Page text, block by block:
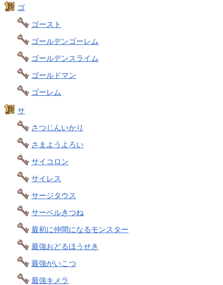
ゴ
ゴースト
ゴールデンゴーレム
ゴールデンスライム
ゴールドマン
ゴーレム
サ
さつじんいかり
さまようよろい
サイコロン
サイレス
サージタウス
サーベルきつね
最初に仲間になるモンスター
最強おどるほうせき
最強がいこつ
最強キメラ